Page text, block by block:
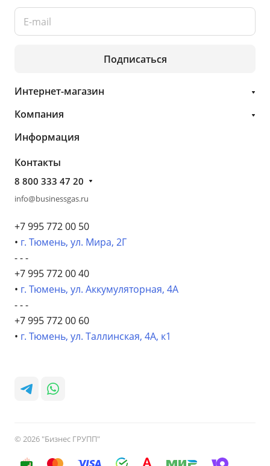
Подписаться
Интернет-магазин
Компания
Информация
Контакты
8 800 333 47 20
info@businessgas.ru
+7 995 772 00 50
• г. Тюмень, ул. Мира, 2Г
- - -
+7 995 772 00 40
• г. Тюмень, ул. Аккумуляторная, 4А
- - -
+7 995 772 00 60
• г. Тюмень, ул. Таллинская, 4А, к1
© 2026 "Бизнес ГРУПП"